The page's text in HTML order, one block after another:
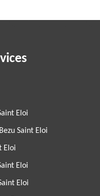
Eloi
Saint Eloi
Eloi
Eloi
Eloi